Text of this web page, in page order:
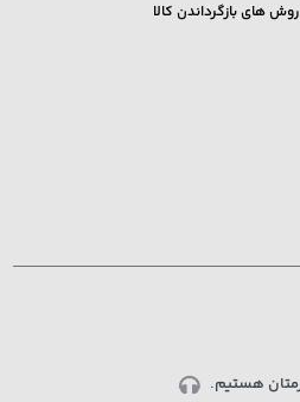
روش های بازگرداندن کالا